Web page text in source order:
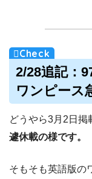
2/28追記：
ワンピース
どうやら3月2日掲
遽休載の様です。
そもそも英語版の